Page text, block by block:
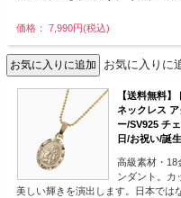
価格： 7,990円(税込)
お気に入りに
【送料無料
ネックレス
ー/SV925 チ
日/お祝い/誕
高級素材・18
ンダント。カ
美しい輝きを演出します。日本では